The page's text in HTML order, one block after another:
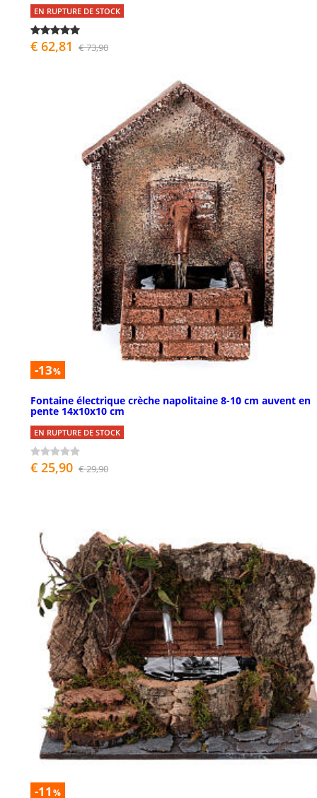
EN RUPTURE DE STOCK
€ 62,81 € 73,90
-13%
Fontaine électrique crèche napolitaine 8-10 cm auvent en
pente 14x10x10 cm
EN RUPTURE DE STOCK
€ 25,90 € 29,90
-11 %